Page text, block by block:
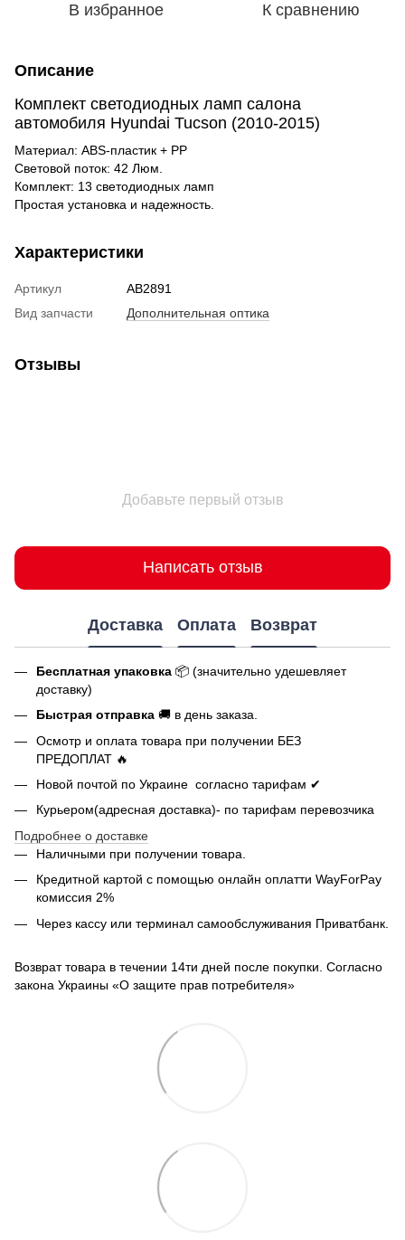
В избранное К сравнению
Описание
Комплект светодиодных ламп салона
автомобиля Hyundai Tucson (2010-2015)
Материал: ABS-пластик + PP
Световой поток: 42 Люм.
Комплект: 13 светодиодных ламп
Простая установка и надежность.
Характеристики
Артикул
AB2891
Вид запчасти
Дополнительная оптика
Отзывы
Добавьте первый отзыв
Написать отзыв
Доставка Оплата Возврат
Бесплатная упаковка 📦 (значительно удешевляет
доставку)
Быстрая отправка 🚚 в день заказа.
Осмотр и оплата товара при получении БЕЗ
ПРЕДОПЛАТ 🔥
Новой почтой по Украине согласно тарифам ✔
Курьером(адресная доставка)- по тарифам перевозчика
Подробнее о доставке
Наличными при получении товара.
Кредитной картой с помощью онлайн оплатти WayForPay
комиссия 2%
Через кассу или терминал самообслуживания Приватбанк.
Возврат товара в течении 14ти дней после покупки. Согласно
закона Украины «О защите прав потребителя»